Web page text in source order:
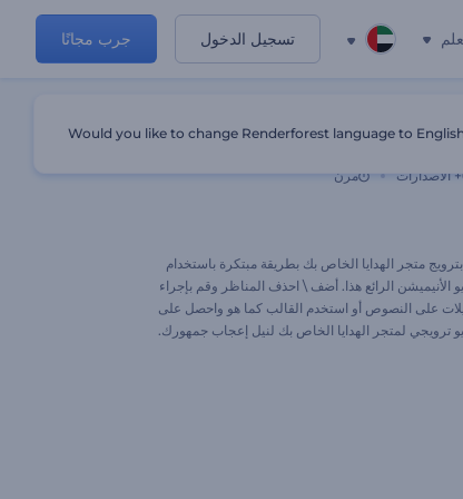
تسجيل الدخول جرب مجانًا
الاصدارات مرن
متجر الهدايا الخاص بك بطريقة مبتكرة باستخدام
الأنيميشن الرائع هذا. أضف \ احذف المناظر وقم بإجراء
على النصوص أو استخدم القالب كما هو واحصل على
ترويجي لمتجر الهدايا الخاص بك لنيل إعجاب جمهورك.
Would you like to change Renderforest language to